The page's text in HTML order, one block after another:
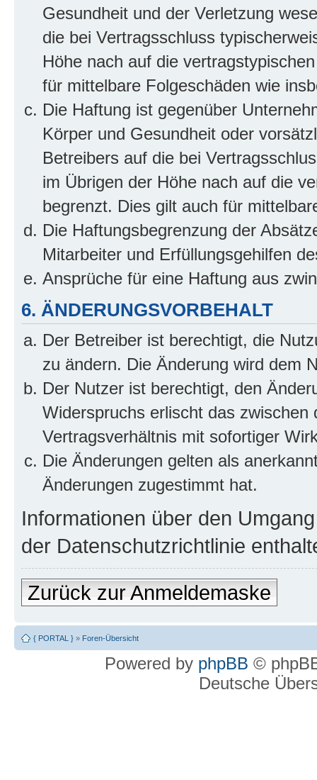
Gesundheit und der Verletzung
die bei Vertragsschluss
Höhe nach auf die
für mittelbare Folgeschäden wie
Die Haftung ist gegenüber
Körper und Gesundheit oder
Betreibers auf die bei
im Übrigen der Höhe nach auf die
begrenzt. Dies gilt auch für
Die Haftungsbegrenzung der
Mitarbeiter und Erfüllungsgehilfen
Ansprüche für eine Haftung aus
6. ÄNDERUNGSVORBEHALT
Der Betreiber ist berechtigt, die
zu ändern. Die Änderung wird dem
Der Nutzer ist berechtigt, den
Widerspruchs erlischt das
Vertragsverhältnis mit sofortiger
Die Änderungen gelten als
Änderungen zugestimmt hat.
Informationen über den
der Datenschutzrichtlinie
Zurück zur Anmeldemaske
{ PORTAL } » Foren-Übersicht
Powered by phpBB ©
Deutsche